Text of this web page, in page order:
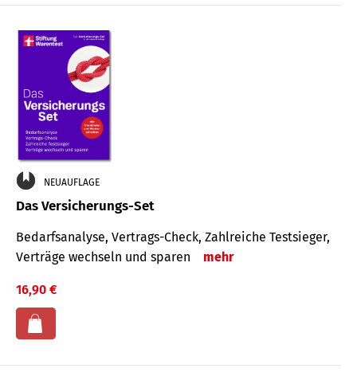
NEUAUFLAGE
Das Versicherungs-Set
Bedarfsanalyse, Vertrags-Check, Zahlreiche Testsieger,
Verträge wechseln und sparen
mehr
16,90 €